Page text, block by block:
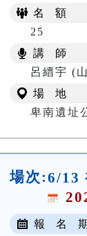
名 額
25
講 師
呂縉宇 (
場 地
卑南遺址
場次:6/13
報 名